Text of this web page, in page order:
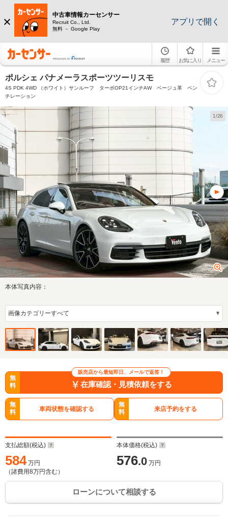
中古車情報カーセンサー
Recruit Co., Ltd.
無料 － Google Play
アプリで開く
履歴 お気に入り メニュー
ポルシェ パナメーラスポーツツーリスモ
4S PDK 4WD （ホワイト）サンルーフ ターボOP21インチAW ベージュ革 ベン
チレーション
1/26
本体写真内容：
販売店から最短即日、メールで返答！
無
料
在庫確認・見積依頼をする
無
料
車両状態を確認する
無
料
来店予約をする
支払総額(税込)
584万円
（諸費用8万円含む）
本体価格(税込)
576.0 万円
ローンについて相談する